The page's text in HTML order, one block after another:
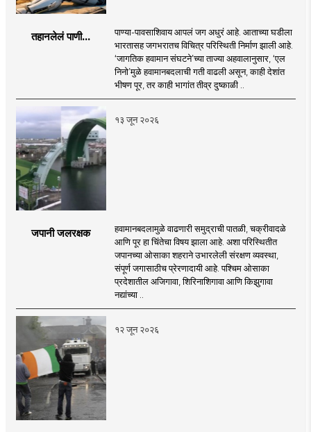
तहानलेलं पाणी...
पाण्या-पावसाशिवाय आपलं जग अधुरं आहे. आताच्या घडीला
भारतासह जगभरातच विचित्र परिस्थिती निर्माण झाली आहे.
‘जागतिक हवामान संघटने’च्या ताज्या अहवालानुसार, ‘एल
निनो’मुळे हवामानबदलाची गती वाढली असून, काही देशांत
भीषण पूर, तर काही भागांत तीव्र दुष्काळी ..
१३ जून २०२६
जपानी जलरक्षक
हवामानबदलामुळे वाढणारी समुद्राची पातळी, चक्रीवादळे
आणि पूर हा चिंतेचा विषय झाला आहे. अशा परिस्थितीत
जपानच्या ओसाका शहराने उभारलेली संरक्षण व्यवस्था,
संपूर्ण जगासाठीच प्रेरणादायी आहे. पश्चिम ओसाका
प्रदेशातील अजिगावा, शिरिनाशिगावा आणि किझुगावा
नद्यांच्या ..
१२ जून २०२६